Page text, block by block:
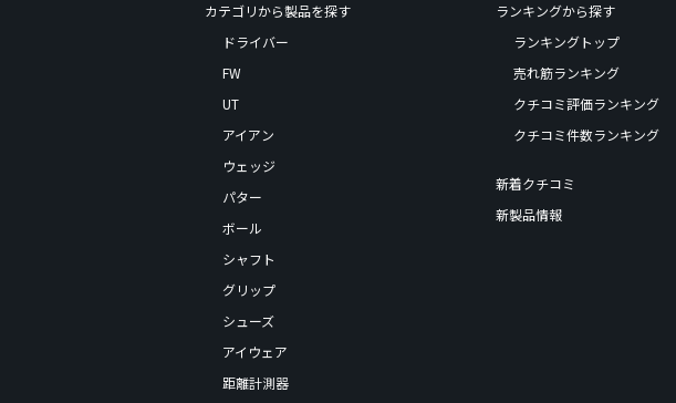
カテゴリから製品を探す
ドライバー
FW
UT
アイアン
ウェッジ
パター
ボール
シャフト
グリップ
シューズ
アイウェア
距離計測器
ランキングから探す
ランキングトップ
売れ筋ランキング
クチコミ評価ランキング
クチコミ件数ランキング
新着クチコミ
新製品情報